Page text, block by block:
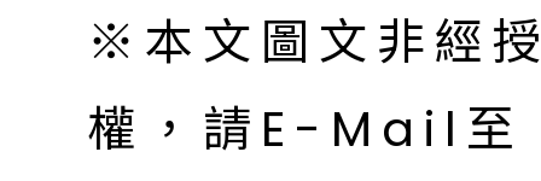
※本文圖文非經
權，請E-Mail至